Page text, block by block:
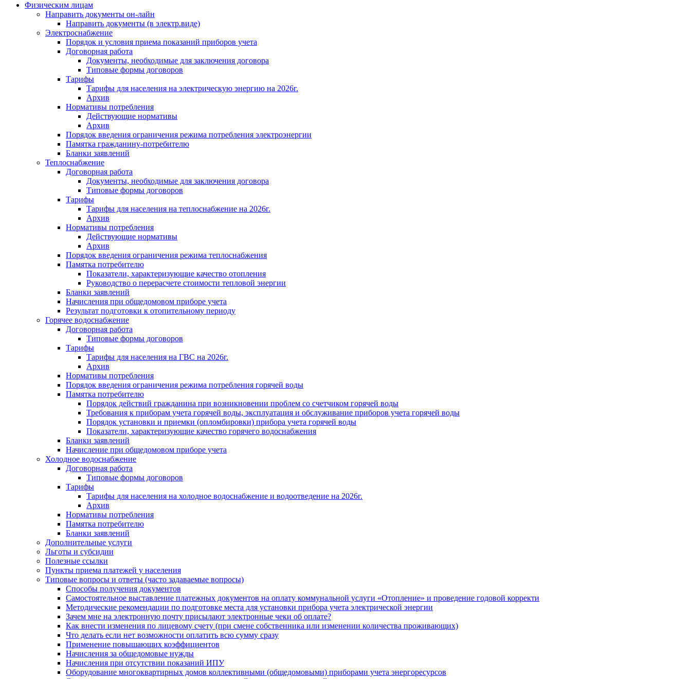
Физическим лицам
Направить документы он-лайн
Направить документы (в электр.виде)
Электроснабжение
Порядок и условия приема показаний приборов учета
Договорная работа
Документы, необходимые для заключения договора
Типовые формы договоров
Тарифы
Тарифы для населения на электрическую энергию на 2026г.
Архив
Нормативы потребления
Действующие нормативы
Архив
Порядок введения ограничения режима потребления электроэнергии
Памятка гражданину-потребителю
Бланки заявлений
Теплоснабжение
Договорная работа
Документы, необходимые для заключения договора
Типовые формы договоров
Тарифы
Тарифы для населения на теплоснабжение на 2026г.
Архив
Нормативы потребления
Действующие нормативы
Архив
Порядок введения ограничения режима теплоснабжения
Памятка потребителю
Показатели, характеризующие качество отопления
Руководство о перерасчете стоимости тепловой энергии
Бланки заявлений
Начисления при общедомовом приборе учета
Результат подготовки к отопительному периоду
Горячее водоснабжение
Договорная работа
Типовые формы договоров
Тарифы
Тарифы для населения на ГВС на 2026г.
Архив
Нормативы потребления
Порядок введения ограничения режима потребления горячей воды
Памятка потребителю
Порядок действий гражданина при возникновении проблем со счетчиком горячей воды
Требования к приборам учета горячей воды, эксплуатация и обслуживание приборов учета горячей воды
Порядок установки и приемки (опломбировки) прибора учета горячей воды
Показатели, характеризующие качество горячего водоснабжения
Бланки заявлений
Начисление при общедомовом приборе учета
Холодное водоснабжение
Договорная работа
Типовые формы договоров
Тарифы
Тарифы для населения на холодное водоснабжение и водоотведение на 2026г.
Архив
Нормативы потребления
Памятка потребителю
Бланки заявлений
Дополнительные услуги
Льготы и субсидии
Полезные ссылки
Пункты приема платежей у населения
Типовые вопросы и ответы (часто задаваемые вопросы)
Способы получения документов
Самостоятельное выставление платежных документов на оплату коммунальной услуги «Отопление» и проведение годовой корректи
Методические рекомендации по подготовке места для установки прибора учета электрической энергии
Зачем мне на электронную почту присылают электронные чеки об оплате?
Как внести изменения по лицевому счету (при смене собственника или изменении количества проживающих)
Что делать если нет возможности оплатить всю сумму сразу
Применение повышающих коэффициентов
Начисления за общедомовые нужды
Начисления при отсутствии показаний ИПУ
Оборудование многоквартирных домов коллективными (общедомовыми) приборами учета энергоресурсов